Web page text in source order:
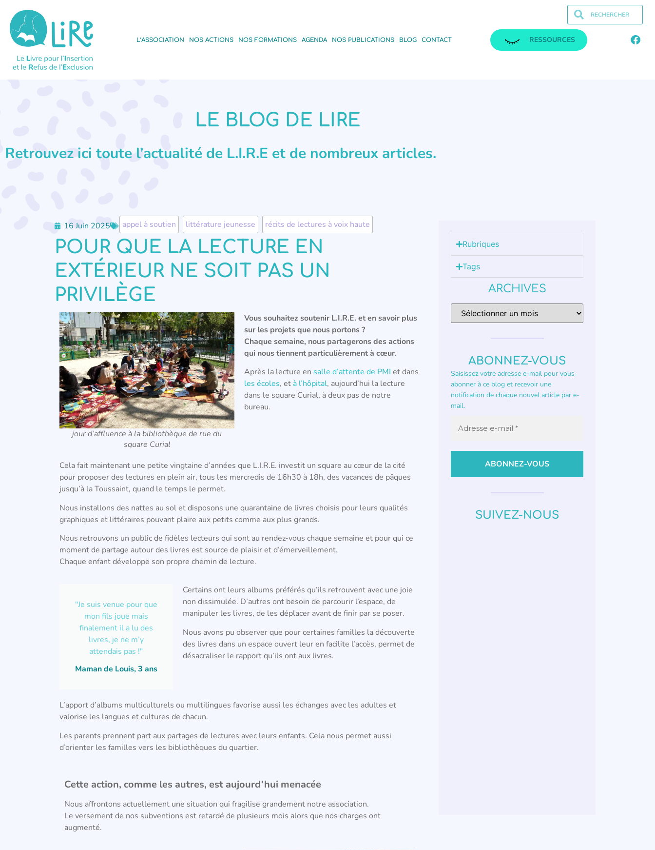
L’ASSOCIATION NOS ACTIONS NOS FORMATIONS AGENDA NOS PUBLICATIONS BLOG CONTACT RESSOURCES
LE BLOG DE LIRE
Retrouvez ici toute l’actualité de L.I.R.E et de nombreux articles.
16 Juin 2025 appel à soutien littérature jeunesse récits de lectures à voix haute
POUR QUE LA LECTURE EN
EXTÉRIEUR NE SOIT PAS UN
PRIVILÈGE
jour d’affluence à la bibliothèque de rue du
square Curial
Vous souhaitez soutenir L.I.R.E. et en savoir plus
sur les projets que nous portons ?
Chaque semaine, nous partagerons des actions
qui nous tiennent particulièrement à cœur.
Après la lecture en salle d’attente de PMI et dans
les écoles, et à l’hôpital, aujourd’hui la lecture
dans le square Curial, à deux pas de notre
bureau.
Cela fait maintenant une petite vingtaine d’années que L.I.R.E. investit un square au cœur de la cité
pour proposer des lectures en plein air, tous les mercredis de 16h30 à 18h, des vacances de pâques
jusqu’à la Toussaint, quand le temps le permet.
Nous installons des nattes au sol et disposons une quarantaine de livres choisis pour leurs qualités
graphiques et littéraires pouvant plaire aux petits comme aux plus grands.
Nous retrouvons un public de fidèles lecteurs qui sont au rendez-vous chaque semaine et pour qui ce
moment de partage autour des livres est source de plaisir et d’émerveillement.
Chaque enfant développe son propre chemin de lecture.
"Je suis venue pour que
mon fils joue mais
finalement il a lu des
livres, je ne m’y
attendais pas !"
Maman de Louis, 3 ans
Certains ont leurs albums préférés qu’ils retrouvent avec une joie
non dissimulée. D’autres ont besoin de parcourir l’espace, de
manipuler les livres, de les déplacer avant de finir par se poser.
Nous avons pu observer que pour certaines familles la découverte
des livres dans un espace ouvert leur en facilite l’accès, permet de
désacraliser le rapport qu’ils ont aux livres.
L’apport d’albums multiculturels ou multilingues favorise aussi les échanges avec les adultes et
valorise les langues et cultures de chacun.
Les parents prennent part aux partages de lectures avec leurs enfants. Cela nous permet aussi
d’orienter les familles vers les bibliothèques du quartier.
Cette action, comme les autres, est aujourd’hui menacée
Nous affrontons actuellement une situation qui fragilise grandement notre association.
Le versement de nos subventions est retardé de plusieurs mois alors que nos charges ont
augmenté.
Rubriques
Tags
ARCHIVES
ABONNEZ-VOUS
Saisissez votre adresse e-mail pour vous
abonner à ce blog et recevoir une
notification de chaque nouvel article par e-
mail.
SUIVEZ-NOUS